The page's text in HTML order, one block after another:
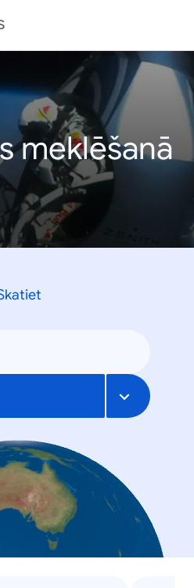
meklēšanā